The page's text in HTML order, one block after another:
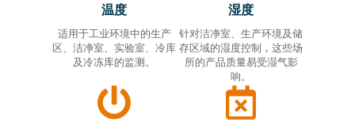
温度
适用于工业环境中的生产
区、洁净室、实验室、冷库
及冷冻库的监测。
湿度
针对洁净室、生产环境及储
存区域的湿度控制，这些场
所的产品质量易受湿气影
响。